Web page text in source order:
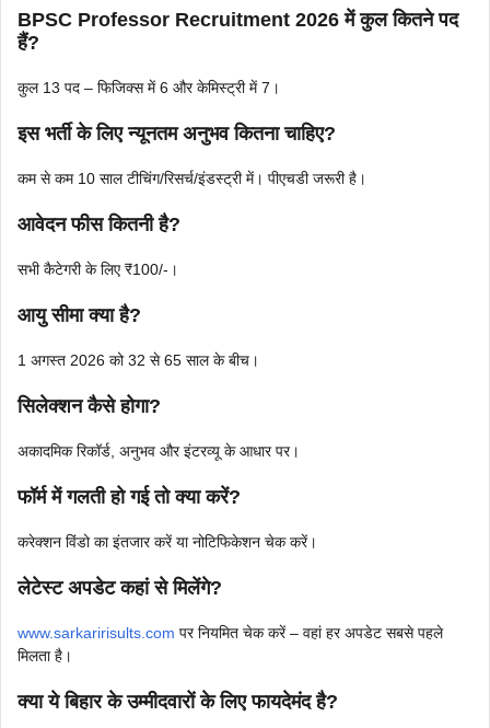
BPSC Professor Recruitment 2026 में कुल कितने पद
हैं?
कुल 13 पद – फिजिक्स में 6 और केमिस्ट्री में 7।
इस भर्ती के लिए न्यूनतम अनुभव कितना चाहिए?
कम से कम 10 साल टीचिंग/रिसर्च/इंडस्ट्री में। पीएचडी जरूरी है।
आवेदन फीस कितनी है?
सभी कैटेगरी के लिए ₹100/-।
आयु सीमा क्या है?
1 अगस्त 2026 को 32 से 65 साल के बीच।
सिलेक्शन कैसे होगा?
अकादमिक रिकॉर्ड, अनुभव और इंटरव्यू के आधार पर।
फॉर्म में गलती हो गई तो क्या करें?
करेक्शन विंडो का इंतजार करें या नोटिफिकेशन चेक करें।
लेटेस्ट अपडेट कहां से मिलेंगे?
www.sarkaririsults.com पर नियमित चेक करें – वहां हर अपडेट सबसे पहले
मिलता है।
क्या ये बिहार के उम्मीदवारों के लिए फायदेमंद है?